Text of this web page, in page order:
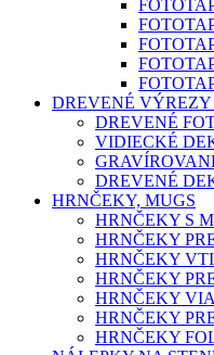
DREVENÉ
DREVENÉ
VIDIECKÉ
DREVENÉ
HRNČEKY, MUGS
HRNČEKY S
HRNČEKY
HRNČEKY
HRNČEKY
HRNČEKY
HRNČEKY
HRNČEKY